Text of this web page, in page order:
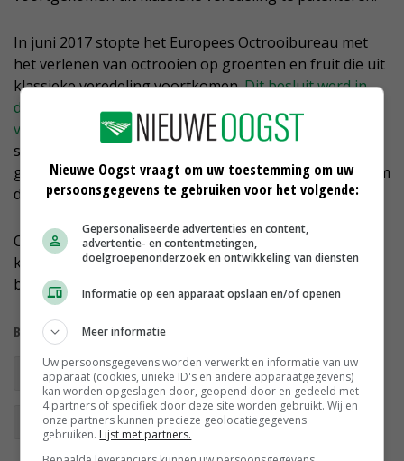
In juni 2017 stopte het Europees Octrooibureau met
het verlenen van octrooien op groenten en fruit die uit
klassieke veredeling voortkomen.Dit besluit werd in
december 2018 afgewezen door de Technische Kamer
van Beroep
. Die kamer concludeerde dat dit verbod in
strijd is met het Europees Octrooiverdrag. Daarop is
gevraagd aan Grote Kamer van Beroep van het EOB om
definitief een uitspraak te doen.
Op 14 mei kwam er duidelijkheid: geen patenten bij
klassieke veredeling. Voor veredeling met
biotechnologische technieken blijft dat wel mogelijk.
Bekijk meer over:
Europees Octrooibureau octrooien
veredeling
Nieuwe Oogst vraagt om uw toestemming om uw
persoonsgegevens te gebruiken voor het volgende:
Gepersonaliseerde advertenties en content,
advertentie- en contentmetingen,
doelgroepenonderzoek en ontwikkeling van diensten
Informatie op een apparaat opslaan en/of openen
Meer informatie
Uw persoonsgegevens worden verwerkt en informatie van uw
apparaat (cookies, unieke ID's en andere apparaatgegevens)
kan worden opgeslagen door, geopend door en gedeeld met
4 partners of specifiek door deze site worden gebruikt. Wij en
onze partners kunnen precieze geolocatiegegevens
gebruiken. Lijst met partners.